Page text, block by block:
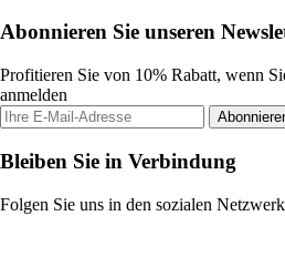
Abonnieren Sie unseren
Profitieren Sie von 10% Rabatt, wenn
anmelden
Bleiben Sie in Verbindung
Folgen Sie uns in den sozialen